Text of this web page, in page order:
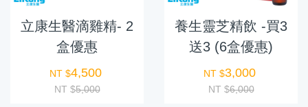
立康生醫滴雞精- 2
盒優惠
NT $4,500
NT $5,000
養生靈芝精飲 -買3
送3 (6盒優惠)
NT $3,000
NT $6,000